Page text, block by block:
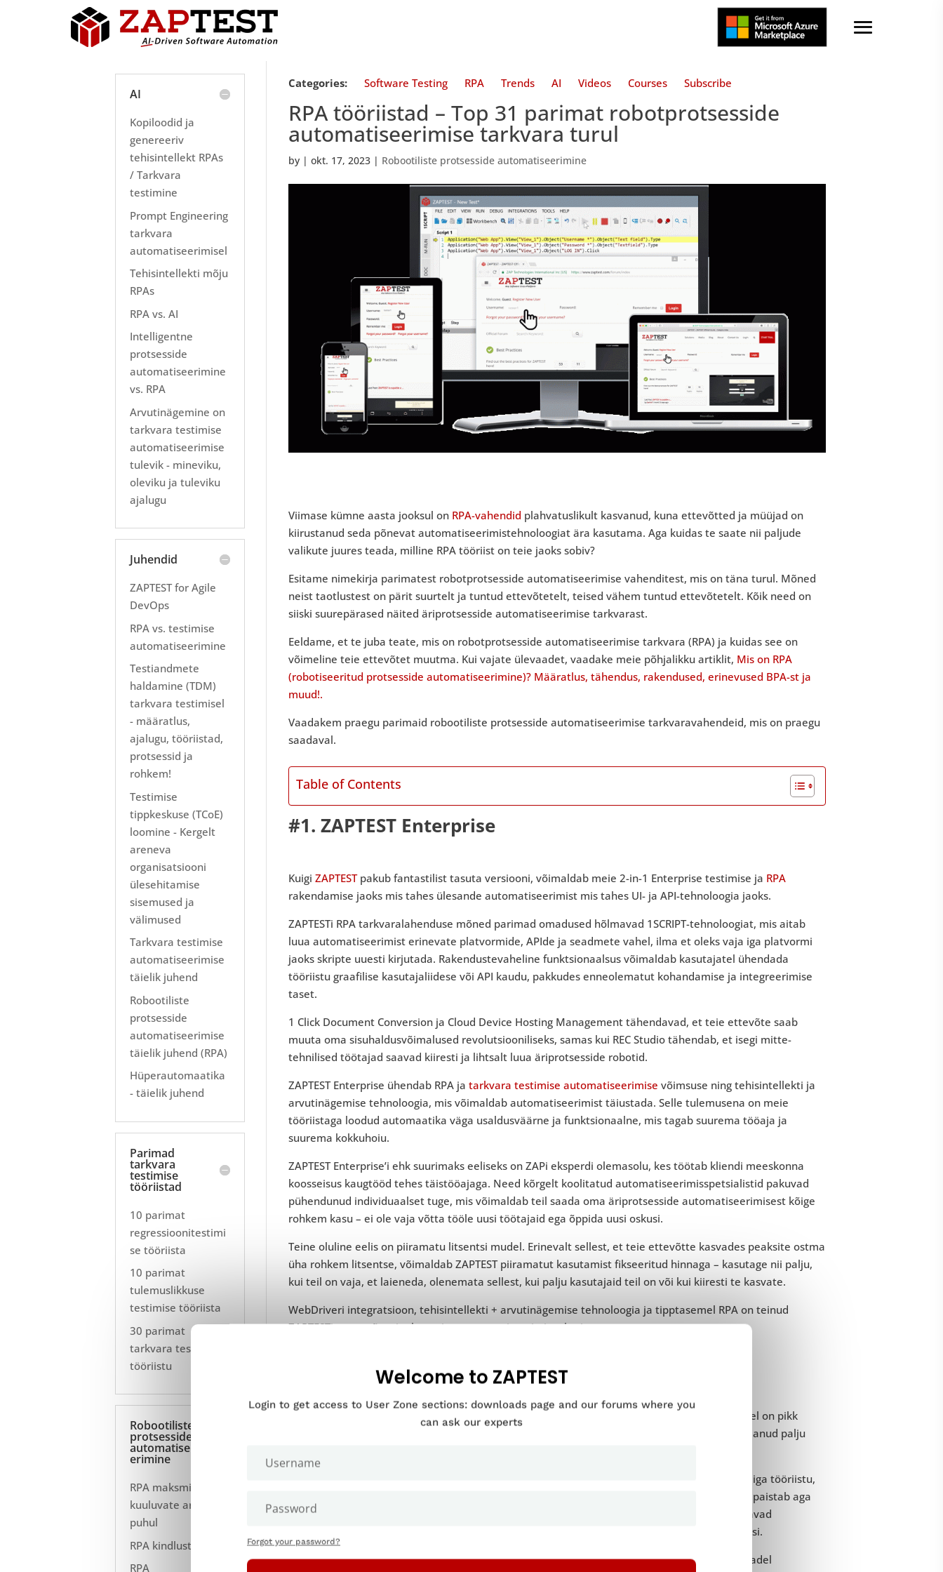
Categories: Software Testing RPA Trends AI Videos Courses Subscribe
RPA tööriistad – Top 31 parimat robotprotsesside
automatiseerimise tarkvara turul
by |okt. 17, 2023 | Robootiliste protsesside automatiseerimine
Viimase kümne aasta jooksul on RPA-vahendid plahvatuslikult kasvanud, kuna ettevõtted ja müüjad on
kiirustanud seda põnevat automatiseerimistehnoloogiat ära kasutama. Aga kuidas te saate nii paljude
valikute juures teada, milline RPA tööriist on teie jaoks sobiv?
Esitame nimekirja parimatest robotprotsesside automatiseerimise vahenditest, mis on täna turul. Mõned
neist taotlustest on pärit suurtelt ja tuntud ettevõtetelt, teised vähem tuntud ettevõtetelt. Kõik need on
siiski suurepärased näited äriprotsesside automatiseerimise tarkvarast.
Eeldame, et te juba teate, mis on robotprotsesside automatiseerimise tarkvara (RPA) ja kuidas see on
võimeline teie ettevõtet muutma. Kui vajate ülevaadet, vaadake meie põhjalikku artiklit, Mis on RPA
(robotiseeritud protsesside automatiseerimine)? Määratlus, tähendus, rakendused, erinevused BPA-st ja
muud!.
Vaadakem praegu parimaid robootiliste protsesside automatiseerimise tarkvaravahendeid, mis on praegu
saadaval.
Table of Contents
#1. ZAPTEST Enterprise
KuigiZAPTESTpakub fantastilist tasuta versiooni, võimaldab meie 2-in-1 Enterprise testimise ja RPA
rakendamise jaoks mis tahes ülesande automatiseerimist mis tahes UI- ja API-tehnoloogia jaoks.
ZAPTESTi RPA tarkvaralahenduse mõned parimad omadused hõlmavad 1SCRIPT-tehnoloogiat, mis aitab
luua automatiseerimist erinevate platvormide, APIde ja seadmete vahel, ilma et oleks vaja iga platvormi
jaoks skripte uuesti kirjutada. Rakendustevaheline funktsionaalsus võimaldab kasutajatel ühendada
tööriistu graafilise kasutajaliidese või API kaudu, pakkudes enneolematut kohandamise ja integreerimise
taset.
1 Click Document Conversion ja Cloud Device Hosting Management tähendavad, et teie ettevõte saab
muuta oma sisuhaldusvõimalused revolutsiooniliseks, samas kui REC Studio tähendab, et isegi mitte-
tehnilised töötajad saavad kiiresti ja lihtsalt luua äriprotsesside robotid.
ZAPTEST Enterprise ühendab RPA jatarkvara testimise automatiseerimise võimsuse ning tehisintellekti ja
arvutinägemise tehnoloogia, mis võimaldab automatiseerimist täiustada. Selle tulemusena on meie
tööriistaga loodud automaatika väga usaldusväärne ja funktsionaalne, mis tagab suurema tööaja ja
suurema kokkuhoiu.
ZAPTEST Enterprise’i ehk suurimaks eeliseks on ZAPi eksperdi olemasolu, kes töötab kliendi meeskonna
koosseisus kaugtööd tehes täistööajaga. Need kõrgelt koolitatud automatiseerimisspetsialistid pakuvad
pühendunud individuaalset tuge, mis võimaldab teil saada oma äriprotsesside automatiseerimisest kõige
rohkem kasu – ei ole vaja võtta tööle uusi töötajaid ega õppida uusi oskusi.
Teine oluline eelis on piiramatu litsentsi mudel. Erinevalt sellest, et teie ettevõtte kasvades peaksite ostma
üha rohkem litsentse, võimaldab ZAPTEST piiramatut kasutamist fikseeritud hinnaga – kasutage nii palju,
kui teil on vaja, et laieneda, olenemata sellest, kui palju kasutajaid teil on või kui kiiresti te kasvate.
WebDriveri integratsioon, tehisintellekti + arvutinägemise tehnoloogia ja tipptasemel RPA on teinud
ZAPTESTist ettevõtte jaoks parima automatiseerimispaketi.
#2. UiPath Business Automation Platform
UiPathi Business Automation Platform on üks populaarsemaid RPA vahendeid turul. Ettevõttel on pikk
ajalugu tipptasemel RPA tarkvaralahenduste pakkumisel, seega võib öelda, et nad on omandanud palju
Nende Business Automation Platform võimaldab teil luua rakendusi, kasutades madala koodiga tööriistu,
ja pakub RPA integreerimist. UiPathi robotiseeritud protsesside automatiseerimise platvorm paistab aga
silma selle integreeritusega tehisintellekti ja masinõppe vahenditega. Need funktsioonid aitavad
meeskondadel automatiseerimise kõrval ka otsustusprotsessi avada, mis avab palju võimalusi.
Protsesside kaevandamine on veel üks suurepärane UiPathi funktsioon, mis aitab meeskondadel
AI
Kopiloodid ja
genereeriv
tehisintellekt RPAs
/ Tarkvara
testimine
Prompt Engineering
tarkvara
automatiseerimisel
Tehisintellekti mõju
RPAs
RPA vs. AI
Intelligentne
protsesside
automatiseerimine
vs. RPA
Arvutinägemine on
tarkvara testimise
automatiseerimise
tulevik - mineviku,
oleviku ja tuleviku
ajalugu
Juhendid
ZAPTEST for Agile
DevOps
RPA vs. testimise
automatiseerimine
Testiandmete
haldamine (TDM)
tarkvara testimisel
- määratlus,
ajalugu, tööriistad,
protsessid ja
rohkem!
Testimise
tippkeskuse (TCoE)
loomine - Kergelt
areneva
organisatsiooni
ülesehitamise
sisemused ja
välimused
Tarkvara testimise
automatiseerimise
täielik juhend
Robootiliste
protsesside
automatiseerimise
täielik juhend (RPA)
Hüperautomaatika
- täielik juhend
Parimad
tarkvara
testimise
tööriistad
10 parimat
regressioonitestimi
se tööriista
10 parimat
tulemuslikkuse
testimise tööriista
30 parimat
tarkvara testimise
tööriistu
Robootiliste
protsesside
automatise
erimine
RPA maksmisele
kuuluvate arvete
puhul
RPA kindlustuses
RPA
Welcome to ZAPTEST
Login to get access to User Zone sections: downloads page and our forums where you
can ask our experts
Forgot your password?